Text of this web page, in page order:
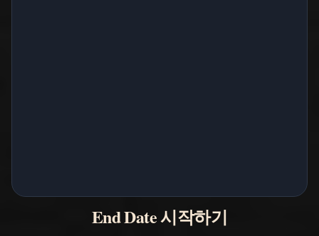
End Date 시작하기